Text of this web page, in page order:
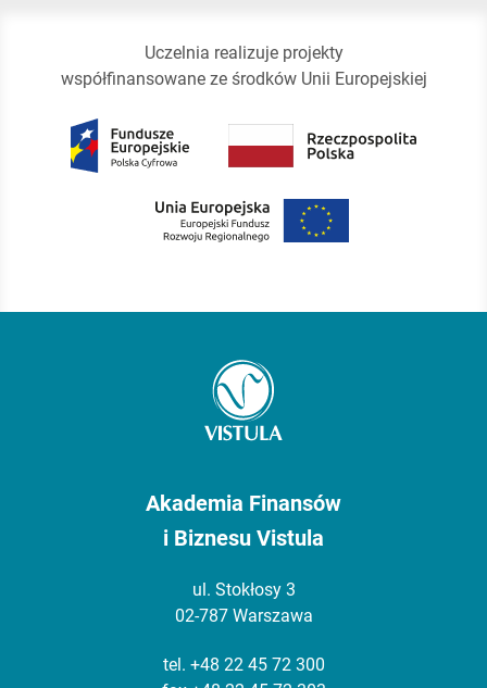
Uczelnia realizuje projekty
współfinansowane ze środków Unii Europejskiej
Akademia Finansów
i Biznesu Vistula
ul. Stokłosy 3
02-787 Warszawa
tel. +48 22 45 72 300